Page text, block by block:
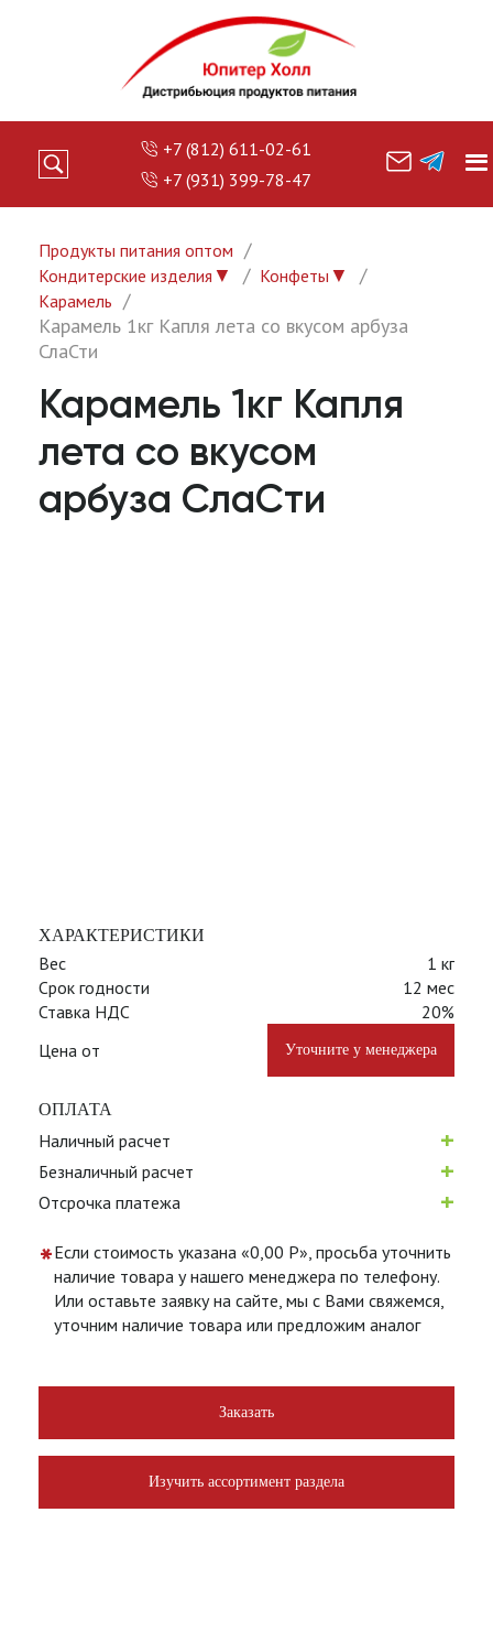
+7 (812) 611-02-61
+7 (931) 399-78-47
Продукты питания оптом
Кондитерские изделия ▼ Конфеты ▼
Карамель
Карамель 1кг Капля лета со вкусом арбуза
СлаСти
Карамель 1кг Капля
лета со вкусом
арбуза СлаСти
ХАРАКТЕРИСТИКИ
Вес
1 кг
Срок годности
12 мес
Ставка НДС
20%
Цена от
Уточните у менеджера
ОПЛАТА
Наличный расчет +
Безналичный расчет +
Отсрочка платежа +
*Если стоимость указана «0,00 Р», просьба уточнить
наличие товара у нашего менеджера по телефону.
Или оставьте заявку на сайте, мы с Вами свяжемся,
уточним наличие товара или предложим аналог
Заказать
Изучить ассортимент раздела